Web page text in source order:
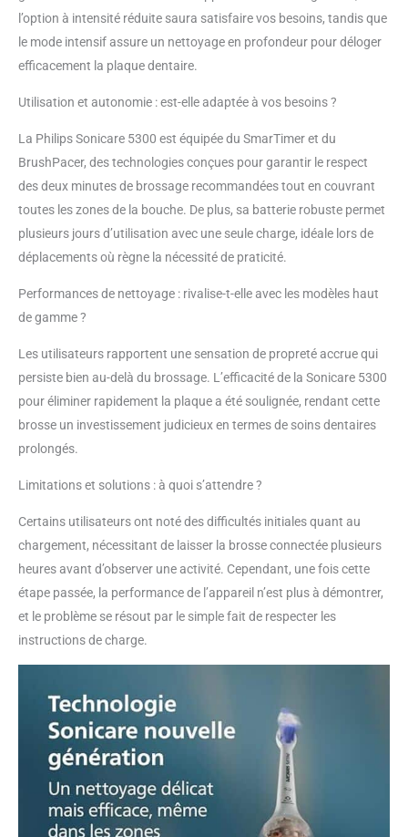
votre brossage avec deux
niveaux d'intensité pour
répondre à vos objectifs :
choisissez une puissance
avec le réglage élevé ou
et en profondeur avec le
réglage faible Dur pour la
plaque, doux pour les
gencives grâce à l'alerte
de pression intelligente,
qui émet de légères
réduisant les vibrations
: la fonction EasyStart
augmente doucement la
puissance de brossage au
cours des 14 premières
séances de brossage
dents Philips Sonicare
entièrement satisfait de
votre achat, la brosse à
dents rechargeable
Philips Sonicare 5300 est
assortie d'une garantie de
2 ans et d'un délai de
W2 Optimal White, 1
chargeur. L’emballage
l’option à intensité réduite saura satisfaire vos besoins, tandis que
le mode intensif assure un nettoyage en profondeur pour déloger
efficacement la plaque dentaire.
Utilisation et autonomie : est-elle adaptée à vos besoins ?
La Philips Sonicare 5300 est équipée du SmarTimer et du
BrushPacer, des technologies conçues pour garantir le respect
des deux minutes de brossage recommandées tout en couvrant
toutes les zones de la bouche. De plus, sa batterie robuste permet
plusieurs jours d’utilisation avec une seule charge, idéale lors de
déplacements où règne la nécessité de praticité.
Performances de nettoyage : rivalise-t-elle avec les modèles haut
de gamme ?
Les utilisateurs rapportent une sensation de propreté accrue qui
persiste bien au-delà du brossage. L’efficacité de la Sonicare 5300
pour éliminer rapidement la plaque a été soulignée, rendant cette
brosse un investissement judicieux en termes de soins dentaires
prolongés.
Limitations et solutions : à quoi s’attendre ?
Certains utilisateurs ont noté des difficultés initiales quant au
chargement, nécessitant de laisser la brosse connectée plusieurs
heures avant d’observer une activité. Cependant, une fois cette
étape passée, la performance de l’appareil n’est plus à démontrer,
et le problème se résout par le simple fait de respecter les
instructions de charge.